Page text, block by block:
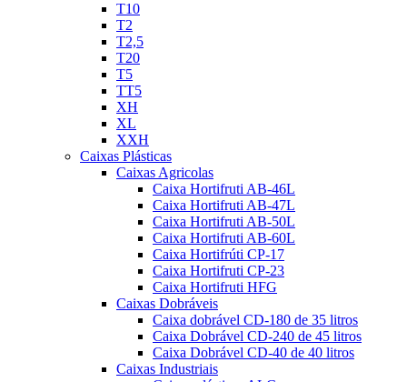
T10
T2
T2,5
T20
T5
TT5
XH
XL
XXH
Caixas Plásticas
Caixas Agricolas
Caixa Hortifruti AB-46L
Caixa Hortifruti AB-47L
Caixa Hortifruti AB-50L
Caixa Hortifruti AB-60L
Caixa Hortifrúti CP-17
Caixa Hortifruti CP-23
Caixa Hortifruti HFG
Caixas Dobráveis
Caixa dobrável CD-180 de 35 litros
Caixa Dobrável CD-240 de 45 litros
Caixa Dobrável CD-40 de 40 litros
Caixas Industriais